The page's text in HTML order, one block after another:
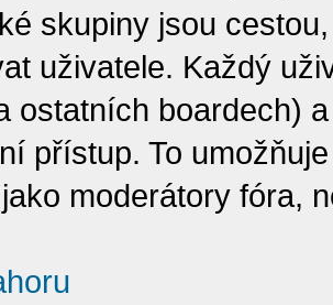
skupiny jsou
uživatele. Každý
ostatních boardech)
přístup. To
moderátory fóra,